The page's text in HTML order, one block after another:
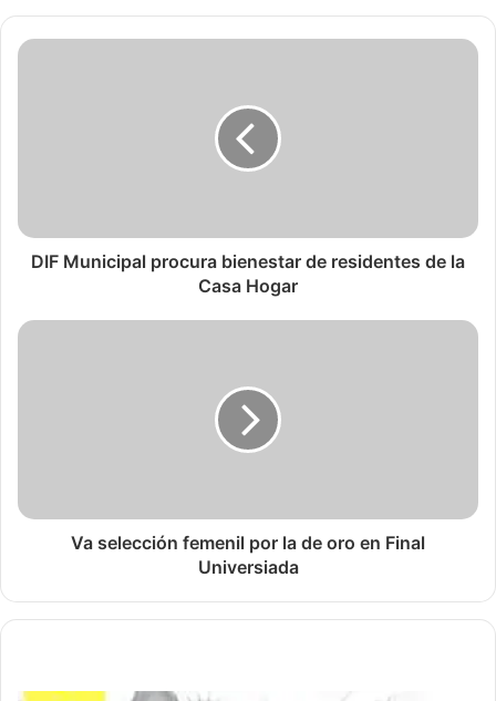
DIF Municipal procura bienestar de residentes de la
Casa Hogar
Va selección femenil por la de oro en Final
Universiada